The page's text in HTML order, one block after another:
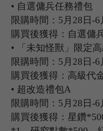
• 自選傭兵任務禮包
限購時間： 5 月 28日-6
購買後獲得：自選傭
•
「未知怪獸」限定
限購時間： 5 月 28日-6
購買後獲得：高級代
• 超改造禮包A
限購時間： 5 月 28日-6
購買後獲得：星鑽